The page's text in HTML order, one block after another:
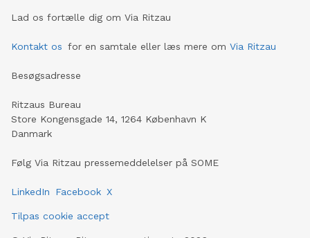
Lad os fortælle dig om Via Ritzau
Kontakt os for en samtale eller læs mere om Via Ritzau
Besøgsadresse
Ritzaus Bureau
Store Kongensgade 14, 1264 København K
Danmark
Følg Via Ritzau pressemeddelelser på SOME
LinkedIn Facebook X
Tilpas cookie accept